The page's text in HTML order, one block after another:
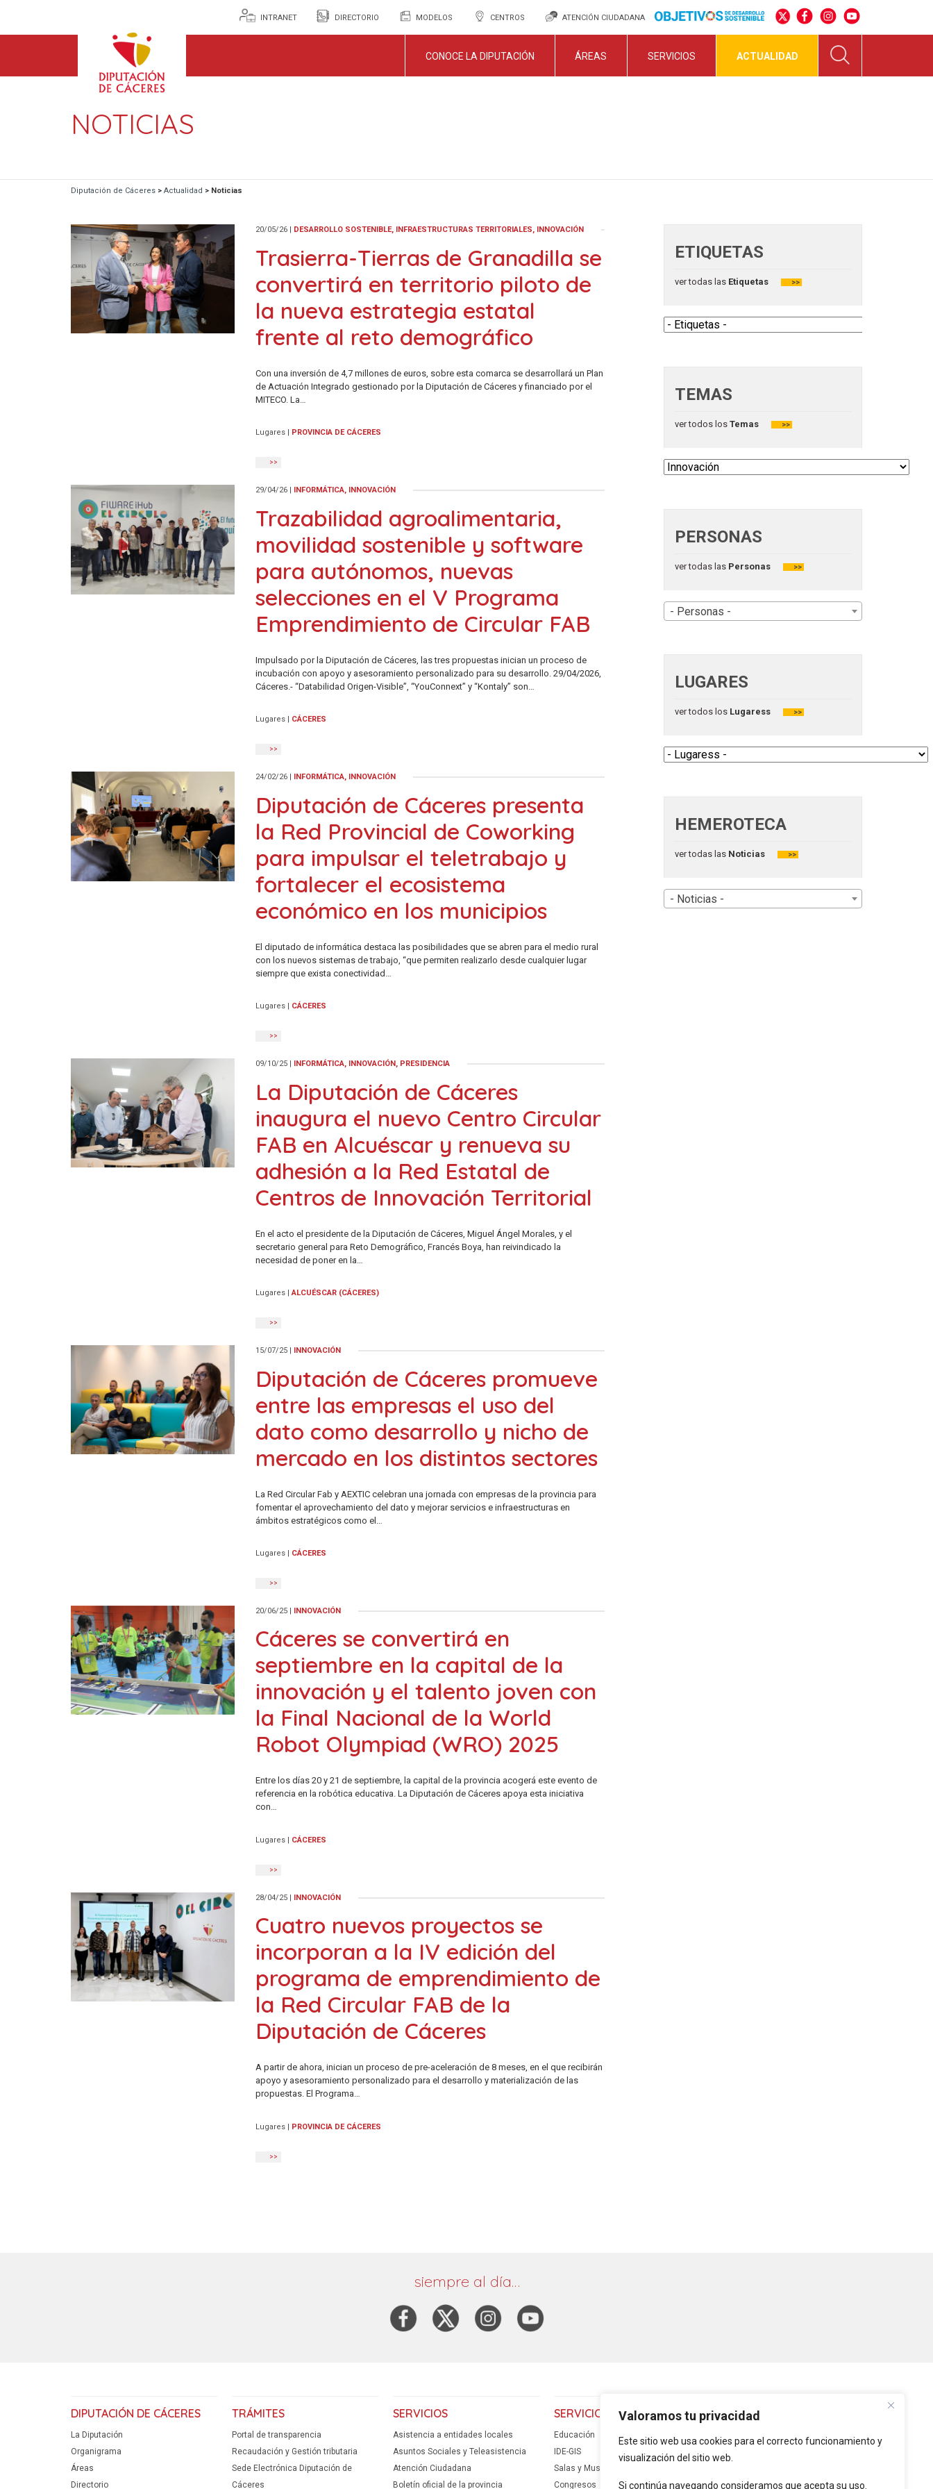
Valoramos tu privacidad
Este sitio web usa cookies para el correcto funcionamiento y
visualización del sitio web.
Si continúa navegando consideramos que acepta su uso.
INTRANET DIRECTORIO MODELOS CENTROS ATENCIÓN CIUDADANA
CONOCE LA DIPUTACIÓN ÁREAS SERVICIOS ACTUALIDAD
NOTICIAS
Diputación de Cáceres > Actualidad > Noticias
20/05/26 | DESARROLLO SOSTENIBLE, INFRAESTRUCTURAS TERRITORIALES, INNOVACIÓN
Trasierra-Tierras de Granadilla se
convertirá en territorio piloto de
la nueva estrategia estatal
frente al reto demográfico
Con una inversión de 4,7 millones de euros, sobre esta comarca se desarrollará un Plan
de Actuación Integrado gestionado por la Diputación de Cáceres y financiado por el
MITECO. La…
Lugares PROVINCIA DE CÁCERES
>>
29/04/26 | INFORMÁTICA, INNOVACIÓN
Trazabilidad agroalimentaria,
movilidad sostenible y software
para autónomos, nuevas
selecciones en el V Programa
Emprendimiento de Circular FAB
Impulsado por la Diputación de Cáceres, las tres propuestas inician un proceso de
incubación con apoyo y asesoramiento personalizado para su desarrollo. 29/04/2026,
Cáceres.- “Databilidad Origen-Visible”, “YouConnext” y “Kontaly” son…
Lugares CÁCERES
>>
24/02/26 | INFORMÁTICA, INNOVACIÓN
Diputación de Cáceres presenta
la Red Provincial de Coworking
para impulsar el teletrabajo y
fortalecer el ecosistema
económico en los municipios
El diputado de informática destaca las posibilidades que se abren para el medio rural
con los nuevos sistemas de trabajo, “que permiten realizarlo desde cualquier lugar
siempre que exista conectividad…
Lugares CÁCERES
>>
09/10/25 | INFORMÁTICA, INNOVACIÓN, PRESIDENCIA
La Diputación de Cáceres
inaugura el nuevo Centro Circular
FAB en Alcuéscar y renueva su
adhesión a la Red Estatal de
Centros de Innovación Territorial
En el acto el presidente de la Diputación de Cáceres, Miguel Ángel Morales, y el
secretario general para Reto Demográfico, Francés Boya, han reivindicado la
necesidad de poner en la…
Lugares |ALCUÉSCAR (CÁCERES)
>>
15/07/25 | INNOVACIÓN
Diputación de Cáceres promueve
entre las empresas el uso del
dato como desarrollo y nicho de
mercado en los distintos sectores
La Red Circular Fab y AEXTIC celebran una jornada con empresas de la provincia para
fomentar el aprovechamiento del dato y mejorar servicios e infraestructuras en
ámbitos estratégicos como el…
Lugares | CÁCERES
>>
20/06/25 | INNOVACIÓN
Cáceres se convertirá en
septiembre en la capital de la
innovación y el talento joven con
la Final Nacional de la World
Robot Olympiad (WRO) 2025
Entre los días 20 y 21 de septiembre, la capital de la provincia acogerá este evento de
referencia en la robótica educativa. La Diputación de Cáceres apoya esta iniciativa
con…
Lugares | CÁCERES
>>
28/04/25 | INNOVACIÓN
Cuatro nuevos proyectos se
incorporan a la IV edición del
programa de emprendimiento de
la Red Circular FAB de la
Diputación de Cáceres
A partir de ahora, inician un proceso de pre-aceleración de 8 meses, en el que recibirán
apoyo y asesoramiento personalizado para el desarrollo y materialización de las
propuestas. El Programa…
Lugares | PROVINCIA DE CÁCERES
>>
ETIQUETAS
ver todas las Etiquetas >>
TEMAS
ver todos los Temas >>
PERSONAS
ver todas las Personas >>
- Personas -
LUGARES
ver todos los Lugaress >>
HEMEROTECA
ver todas las Noticias >>
- Noticias -
siempre al día…
DIPUTACIÓN DE CÁCERES
La Diputación
Organigrama
Áreas
Directorio
TRÁMITES
Portal de transparencia
Recaudación y Gestión tributaria
Sede Electrónica Diputación de
Cáceres
SERVICIOS
Asistencia a entidades locales
Asuntos Sociales y Teleasistencia
Atención Ciudadana
Boletín oficial de la provincia
SERVICIOS
Educación
IDE-GIS
Salas y Museos
Congresos
PLATAFORMAS
Intranet
Locales